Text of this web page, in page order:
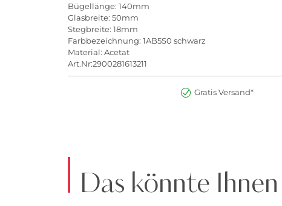
Bügellänge: 140mm
Glasbreite: 50mm
Stegbreite: 18mm
Farbbezeichnung: 1AB5S0 schwarz
Material: Acetat
Art.Nr:2900281613211
Gratis Versand*
Das könnte